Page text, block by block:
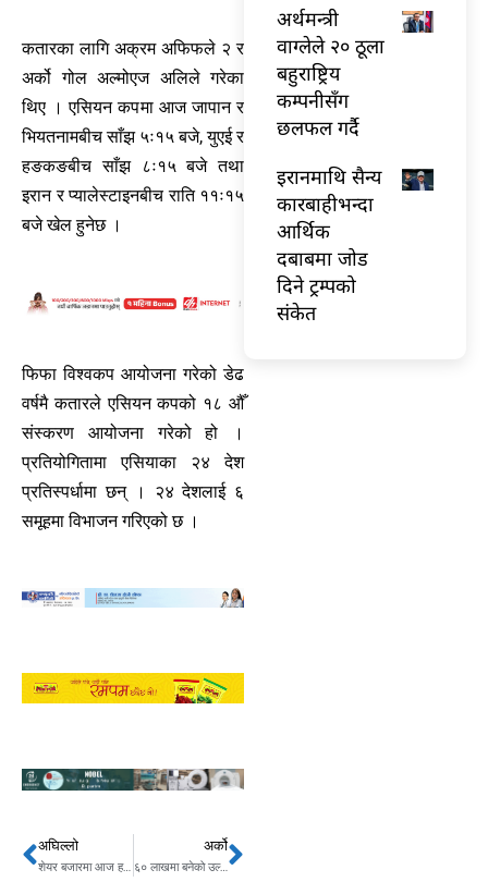
कतारका लागि अक्रम अफिफले २ र
अर्को गोल अल्मोएज अलिले गरेका
थिए । एसियन कपमा आज जापान र
भियतनामबीच साँझ ५ः१५ बजे, युएई र
हङकङबीच साँझ ८ः१५ बजे तथा
इरान र प्यालेस्टाइनबीच राति ११ः१५
बजे खेल हुनेछ ।
फिफा विश्वकप आयोजना गरेको डेढ
वर्षमै कतारले एसियन कपको १८ औँ
संस्करण आयोजना गरेको हो ।
प्रतियोगितामा एसियाका २४ देश
प्रतिस्पर्धामा छन् । २४ देशलाई ६
समूहमा विभाजन गरिएको छ ।
Prev
अघिल्लो
शेयर बजारमा आज हरियाली
अर्को
६० लाखमा बनेको उल्टो घर कस्तो छ ?Next
अर्थमन्त्री
वाग्लेले २० ठूला
बहुराष्ट्रिय
कम्पनीसँग
छलफल गर्दै
इरानमाथि सैन्य
कारबाहीभन्दा
आर्थिक
दबाबमा जोड
दिने ट्रम्पको
संकेत